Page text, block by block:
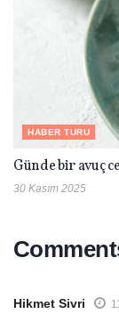
HABER TURU
Günde bir avuç
30 Kasım 2025
Hikmet Sivri